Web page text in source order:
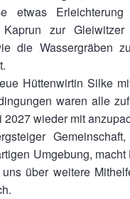
etwas
zur
die Wassergräben
Hüttenwirtin Silke
waren alle
wieder mit
Umgebung, macht
über weitere